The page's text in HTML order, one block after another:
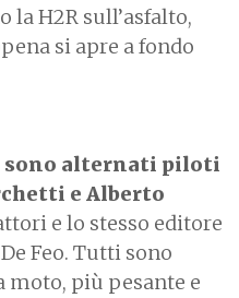
la H2R sull’asfalto,
si apre a fondo
sono alternati piloti
e Alberto
e lo stesso editore
Feo. Tutti sono
moto, più pesante e